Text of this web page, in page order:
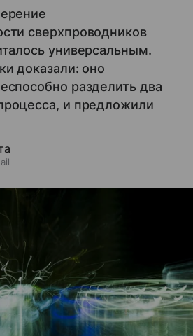
сверхпроводников
универсальным.
доказали: оно
разделить два
и предложили